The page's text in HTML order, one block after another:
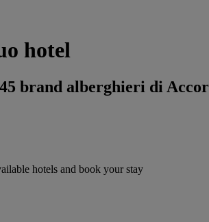
hotel
brand alberghieri di Accor
hotels and book your stay